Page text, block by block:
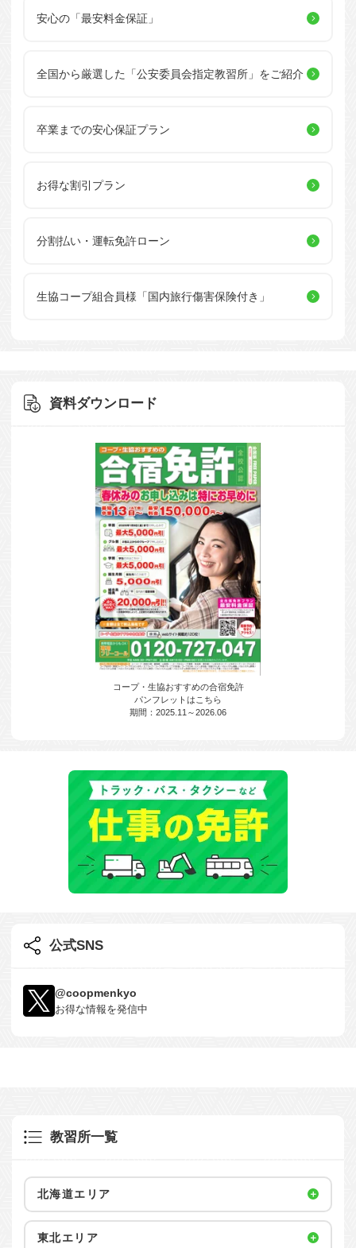
安心の「最安料金保証」
全国から厳選した 「公安委員会指定教習所」をご紹介
卒業までの安心保証プラン
お得な割引プラン
分割払い・運転免許ローン
生協コープ組合員様 「国内旅行傷害保険付き」
資料ダウンロード
コープ・生協おすすめの合宿免許
パンフレットはこちら
期間：2025.11～2026.06
公式SNS
@coopmenkyo
お得な情報を発信中
教習所一覧
北海道エリア
東北エリア